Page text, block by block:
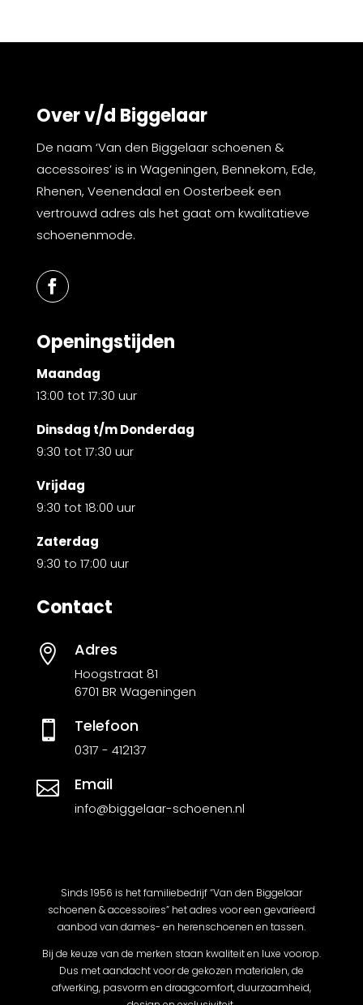
Over v/d Biggelaar
De naam ‘Van den Biggelaar schoenen &
accessoires’ is in Wageningen, Bennekom, Ede,
Rhenen, Veenendaal en Oosterbeek een
vertrouwd adres als het gaat om kwalitatieve
schoenenmode.
Openingstijden
Maandag
13:00 tot 17:30 uur
Dinsdag t/m Donderdag
9:30 tot 17:30 uur
Vrijdag
9:30 tot 18:00 uur
Zaterdag
9:30 to 17:00 uur
Contact
 Adres
Hoogstraat 81
6701 BR Wageningen
 Telefoon
0317 - 412137
 Email
info@biggelaar-schoenen.nl
Sinds 1956 is het familiebedrijf “Van den Biggelaar
schoenen & accessoires” het adres voor een gevarieerd
aanbod van dames- en herenschoenen en tassen.
Bij de keuze van de merken staan kwaliteit en luxe voorop.
Dus met aandacht voor de gekozen materialen, de
afwerking, pasvorm en draagcomfort, duurzaamheid,